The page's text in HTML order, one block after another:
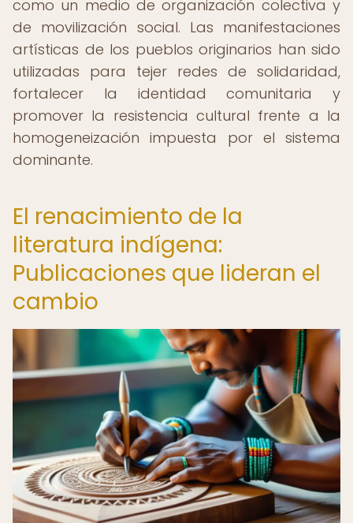
como un medio de organización colectiva y
de movilización social. Las manifestaciones
artísticas de los pueblos originarios han sido
utilizadas para tejer redes de solidaridad,
fortalecer la identidad comunitaria y
promover la resistencia cultural frente a la
homogeneización impuesta por el sistema
dominante.
El renacimiento de la
literatura indígena:
Publicaciones que lideran el
cambio